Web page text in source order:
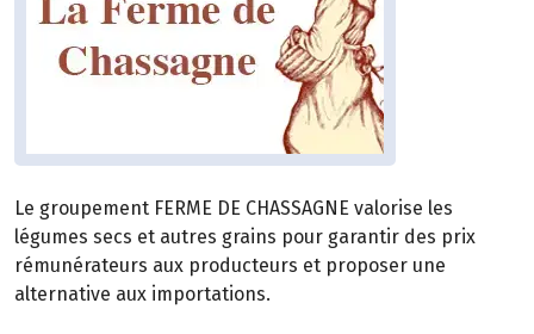
Le groupement FERME DE CHASSAGNE valorise les
légumes secs et autres grains pour garantir des prix
rémunérateurs aux producteurs et proposer une
alternative aux importations.